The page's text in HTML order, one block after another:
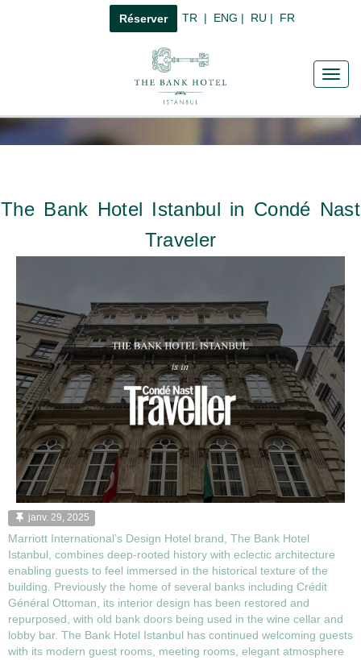
Réserver TR | ENG | RU | FR
The Bank Hotel Istanbul in Condé Nast
Traveler
janv. 29, 2025
Marriott International’s Design Hotel brand, The Bank Hotel
Istanbul, combines deep-rooted history with eclectic architecture
enabling guests to feel immersed in the historical texture of the
building. Previously the home of several banks including Crédit
Général Ottoman, its interior design has been restored and
repurposed, with old bank doors being used in the wine cellar and
lobby bar. The Bank Hotel Istanbul has continued welcoming guests
with its modern guest rooms, meeting rooms, elegant atmosphere